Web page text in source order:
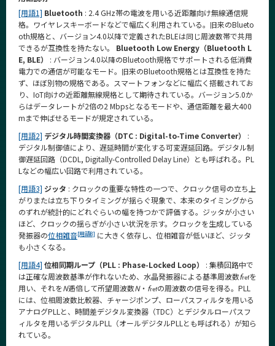
[用語1] Bluetooth : 2.4 GHz帯の電波を用いる近距離向け無線通信規
格。ワイヤレスキーボードなどで幅広く利用されている。旧来のBlueto
oth規格と、バージョン4.0以降で定義されたBLEは同じ周波数帯で共用
できるが互換性を持たない。 Bluetooth Low Energy（Bluetooth L
E, BLE）
: バージョン4.0以降のBluetooth規格でサポートされる低消費
電力での通信が可能なモード。旧来のBluetooth規格とは互換性を持た
ず、ほぼ別物の規格である。スマートフォンなどに幅広く搭載されてお
り、IoT向けの近距離無線規格として期待されている。バージョン5.0か
らはデータレートが2倍の2 Mbpsとなるモードや、通信距離を最大400
mまで伸ばせるモードが規定されている。
[用語2] デジタル時間変換器（DTC : Digital-to-Time Converter）
:
デジタル制御値により、遅延時間が変化する可変遅延回路。デジタル制
御遅延回路（DCDL, Digitally-Controlled Delay Line）とも呼ばれる。PL
Lなどの幅広い回路で利用されている。
[用語3] ジッタ : クロックの重要な特性の一つで、クロック信号の立ち上
がりまたは立ち下りタイミングが揺らぐ現象で、本来のタイミングから
のずれが統計的にどれぐらいの幅を持つかで評価する。ジッタが小さい
ほど、クロックの揺らぎが小さい状況を示す。クロックを生成している
発振器の位相雑音[用語8] に大きく依存し、位相雑音が低いほど、ジッタ
も小さくなる。
[用語4] 位相同期ループ（PLL : Phase-Locked Loop）
: 集積回路中で
は正確な周波数基準が作れないため、水晶発振器による基準周波数frefを
用い、それをN逓倍して所望周波数N・ frefの周波数の信号を得る。PLL
には、位相周波数比較器、チャージポンプ、ローパスフィルタを用いる
アナログPLLと、時間差デジタル変換器（TDC）とデジタルローパスフ
ィルタを用いるデジタルPLL（オールデジタルPLLとも呼ばれる）が知ら
れている。